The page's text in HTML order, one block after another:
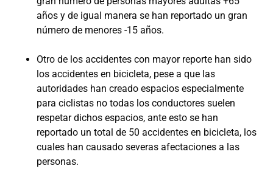
años y de igual manera se han reportado un gran
número de menores -15 años.
Otro de los accidentes con mayor reporte han sido
los accidentes en bicicleta, pese a que las
autoridades han creado espacios especialmente
para ciclistas no todas los conductores suelen
respetar dichos espacios, ante esto se han
reportado un total de 50 accidentes en bicicleta, los
cuales han causado severas afectaciones a las
personas.